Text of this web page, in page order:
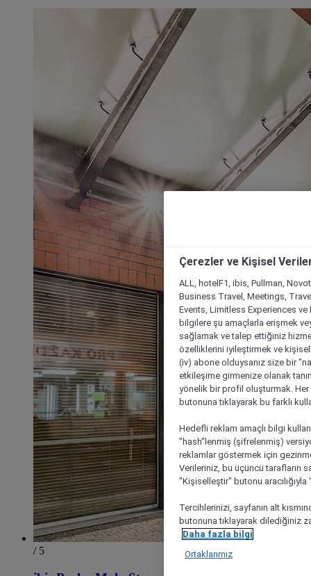
/ 5
Çerezler ve Kişisel
ALL, hotelF1, ibis, Pullman,
Business Travel, Meetings,
Events, Limitless Experiences
bilgilere şu amaçlarla erişmek
sağlamak ve talep ettiğiniz
özelliklerini iyileştirmek ve
(iv) abone olduysanız size bir
etkileşime girmenize olanak
yönelik bir profil oluşturmak.
butonuna tıklayarak bu farklı
Hedefli reklam amaçlı bilgi
"hash"lenmiş (şifrelenmiş)
reklamlar göstermek için
Verileriniz, bu üçüncü tarafların
"Kişiselleştir" butonu
Tercihlerinizi, sayfanın alt
butonuna tıklayarak dilediğiniz
Daha fazla bilgi
Ortaklarımız